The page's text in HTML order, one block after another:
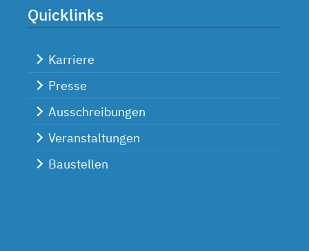
Quicklinks
Karriere
Presse
Ausschreibungen
Veranstaltungen
Baustellen